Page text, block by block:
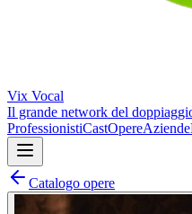
Vix Vocal
Il grande network del
ProfessionistiCastOpereAziende
Catalogo opere